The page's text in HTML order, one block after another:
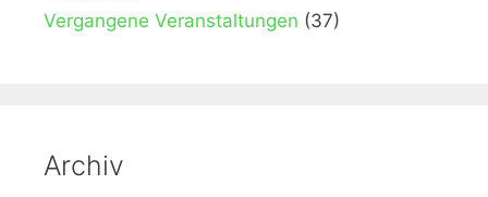
Vergangene Veranstaltungen (37)
Archiv